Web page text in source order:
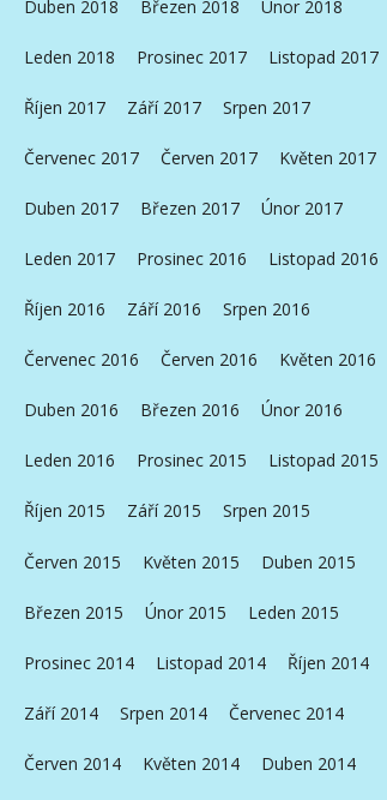
Duben 2018 Březen 2018 Únor 2018
Leden 2018 Prosinec 2017 Listopad 2017
Říjen 2017 Září 2017 Srpen 2017
Červenec 2017 Červen 2017 Květen 2017
Duben 2017 Březen 2017 Únor 2017
Leden 2017 Prosinec 2016 Listopad 2016
Říjen 2016 Září 2016 Srpen 2016
Červenec 2016 Červen 2016 Květen 2016
Duben 2016 Březen 2016 Únor 2016
Leden 2016 Prosinec 2015 Listopad 2015
Říjen 2015 Září 2015 Srpen 2015
Červen 2015 Květen 2015 Duben 2015
Březen 2015 Únor 2015 Leden 2015
Prosinec 2014 Listopad 2014 Říjen 2014
Září 2014 Srpen 2014 Červenec 2014
Červen 2014 Květen 2014 Duben 2014